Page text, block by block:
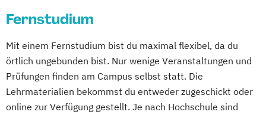
Fernstudium
Mit einem Fernstudium bist du maximal flexibel, da du
örtlich ungebunden bist. Nur wenige Veranstaltungen und
Prüfungen finden am Campus selbst statt. Die
Lehrmaterialien bekommst du entweder zugeschickt oder
online zur Verfügung gestellt. Je nach Hochschule sind